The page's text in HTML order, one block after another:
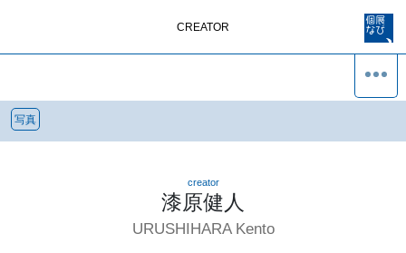
CREATOR
写真
creator
漆原健人
URUSHIHARA Kento